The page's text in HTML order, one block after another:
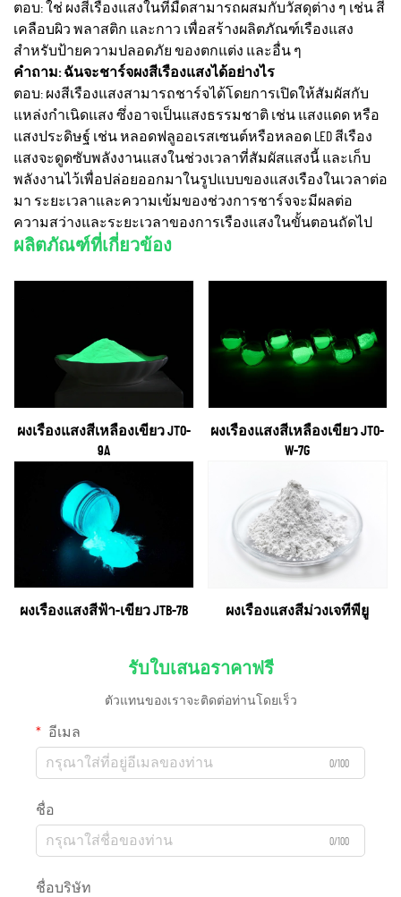
ตอบ: ใช่ ผงสีเรืองแสงในที่มืดสามารถผสมกับวัสดุต่าง ๆ เช่น สี
เคลือบผิว พลาสติก และกาว เพื่อสร้างผลิตภัณฑ์เรืองแสง
สำหรับป้ายความปลอดภัย ของตกแต่ง และอื่น ๆ
คำถาม: ฉันจะชาร์จผงสีเรืองแสงได้อย่างไร
ตอบ: ผงสีเรืองแสงสามารถชาร์จได้โดยการเปิดให้สัมผัสกับ
แหล่งกำเนิดแสง ซึ่งอาจเป็นแสงธรรมชาติ เช่น แสงแดด หรือ
แสงประดิษฐ์ เช่น หลอดฟลูออเรสเซนต์หรือหลอด LED สีเรือง
แสงจะดูดซับพลังงานแสงในช่วงเวลาที่สัมผัสแสงนี้ และเก็บ
พลังงานไว้เพื่อปล่อยออกมาในรูปแบบของแสงเรืองในเวลาต่อ
มา ระยะเวลาและความเข้มของช่วงการชาร์จจะมีผลต่อ
ความสว่างและระยะเวลาของการเรืองแสงในขั้นตอนถัดไป
ผลิตภัณฑ์ที่เกี่ยวข้อง
ผงเรืองแสงสีเหลืองเขียว JTO-
9A
ผงเรืองแสงสีเหลืองเขียว JTO-
W-7G
ผงเรืองแสงสีฟ้า-เขียว JTB-7B ผงเรืองแสงสีม่วงเจทีพียู
รับใบเสนอราคาฟรี
ตัวแทนของเราจะติดต่อท่านโดยเร็ว
อีเมล
0/100
ชื่อ
0/100
ชื่อบริษัท